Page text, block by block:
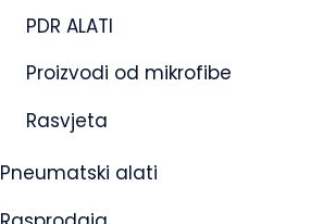
PDR ALATI
Proizvodi od mikrofibe
Rasvjeta
Pneumatski alati